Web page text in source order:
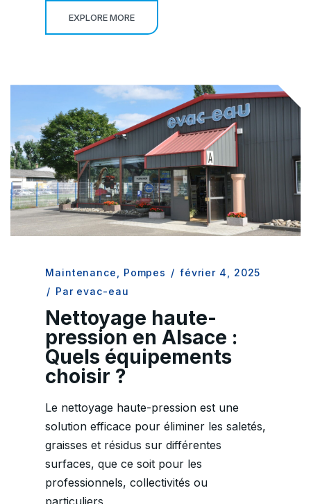
EXPLORE MORE
Maintenance Pompes / février 4, 2025
/ Par evac-eau
Nettoyage haute-
pression en Alsace :
Quels équipements
choisir ?
Le nettoyage haute-pression est une
solution efficace pour éliminer les saletés,
graisses et résidus sur différentes
surfaces, que ce soit pour les
professionnels, collectivités ou